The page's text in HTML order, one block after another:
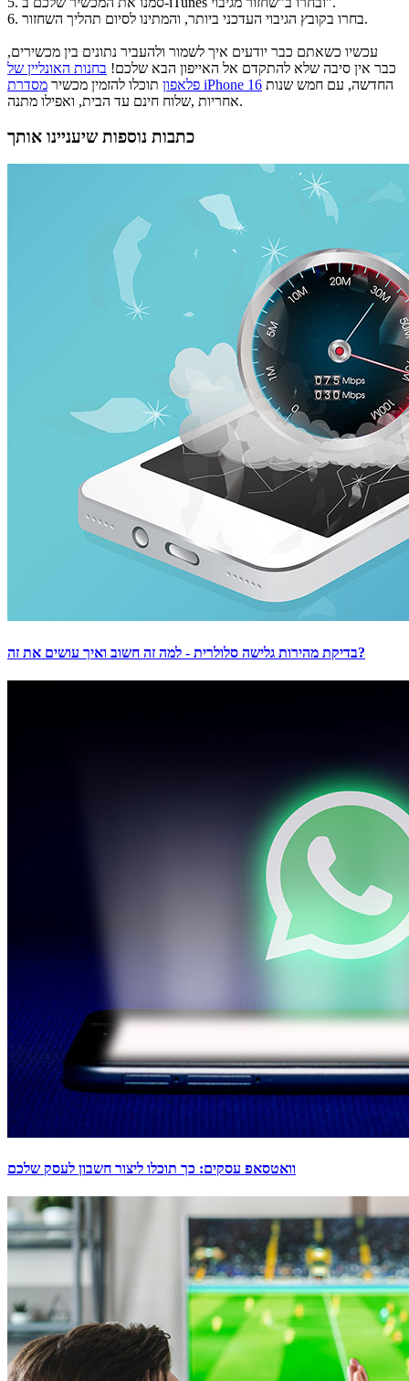
6.
בחרו בקובץ הגיבוי העדכני ביותר, והמתינו לסיום תהליך השחזור.
עכשיו כשאתם כבר יודעים איך לשמור ולהעביר נתונים בין מכשירים,
כבר אין סיבה שלא להתקדם אל האייפון הבא שלכם! בחנות האונליין של
פלאפון תוכלו להזמין מכשיר מסדרת iPhone 16
אחריות ,שלוח חינם עד הבית, ואפילו מתנה.
כתבות נוספות שיעניינו אותך
בדיקת מהירות גלישה סלולרית - למה זה חשוב ואיך עושים את זה?
וואטסאפ עסקים: כך תוכלו ליצור חשבון לעסק שלכם